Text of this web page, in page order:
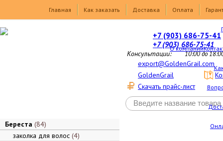
Главная
Как заказать Доставка Оплата
О компании
+7 (903) 686-75-41
+7 (903) 686-75-41
Консультации: 10:00 до
export@GoldenGrail.com
GoldenGrail
Скачать прайс-лист
Береста 84
заколка для волос 4